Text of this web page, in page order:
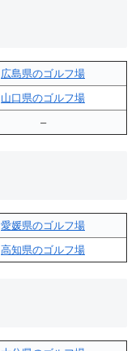
広島県のゴルフ場
山口県のゴルフ場
–
愛媛県のゴルフ場
高知県のゴルフ場